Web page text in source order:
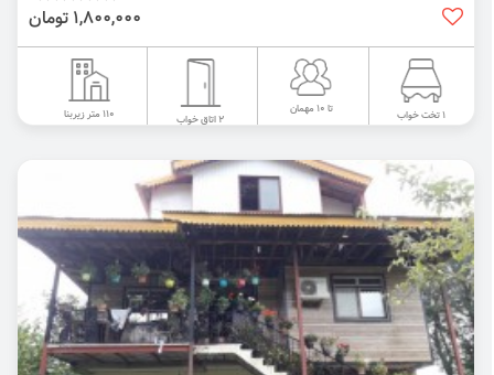
1,800,000 تومان
1 تخت خواب تا 10 مهمان
2 اتاق خواب 110 متر زیربنا